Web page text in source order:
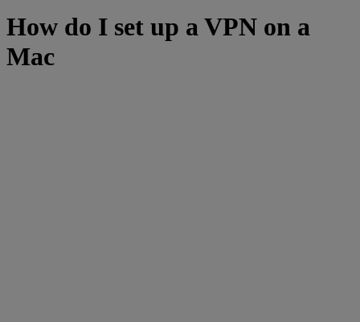
How do I set up a VPN on a
Mac